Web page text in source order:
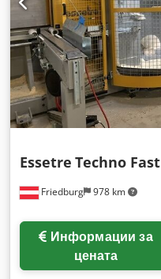
Friedburg 978 km
Essetre Techno Fast
цената